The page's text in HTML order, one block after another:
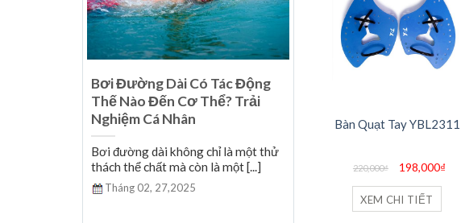
Bơi Đường Dài Có Tác Động
Thế Nào Đến Cơ Thể? Trải
Nghiệm Cá Nhân
Bơi đường dài không chỉ là một thử
thách thể chất mà còn là một [...]
Tháng 02, 27,2025
Bàn Quạt Tay YBL2311
220,000₫
Giá
gốc
là:
220,000₫.
198,000₫Giá
hiện
XEM CHI TIẾT